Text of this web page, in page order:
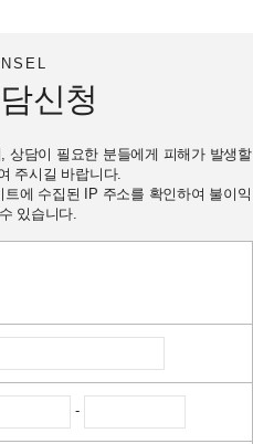
신청
상담이 필요한 분들에게 피해가 발생할
주시길 바랍니다.
에 수집된 IP 주소를 확인하여 불이익
있습니다.
-